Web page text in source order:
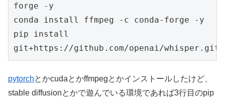
forge -y
conda install ffmpeg -c conda-forge -y
pip install
pytorchとかcudaとかffmpegとかインストールしたけど、
stable diffusionとかで遊んでいる環境であれば3行目のpip